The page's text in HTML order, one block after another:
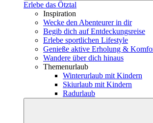
Erlebe das Ötztal
Inspiration
Wecke den Abenteurer in dir
Begib dich auf Entdeckungsreise
Erlebe sportlichen Lifestyle
Genieße aktive Erholung &
Wandere über dich hinaus
Themenurlaub
Winterurlaub mit Kindern
Skiurlaub mit Kindern
Radurlaub